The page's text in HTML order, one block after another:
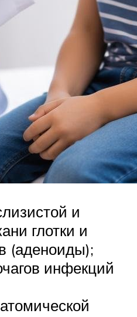
и
глотки и
(аденоиды);
инфекций